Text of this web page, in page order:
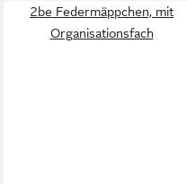
2be Federmäppchen, mit
Organisationsfach